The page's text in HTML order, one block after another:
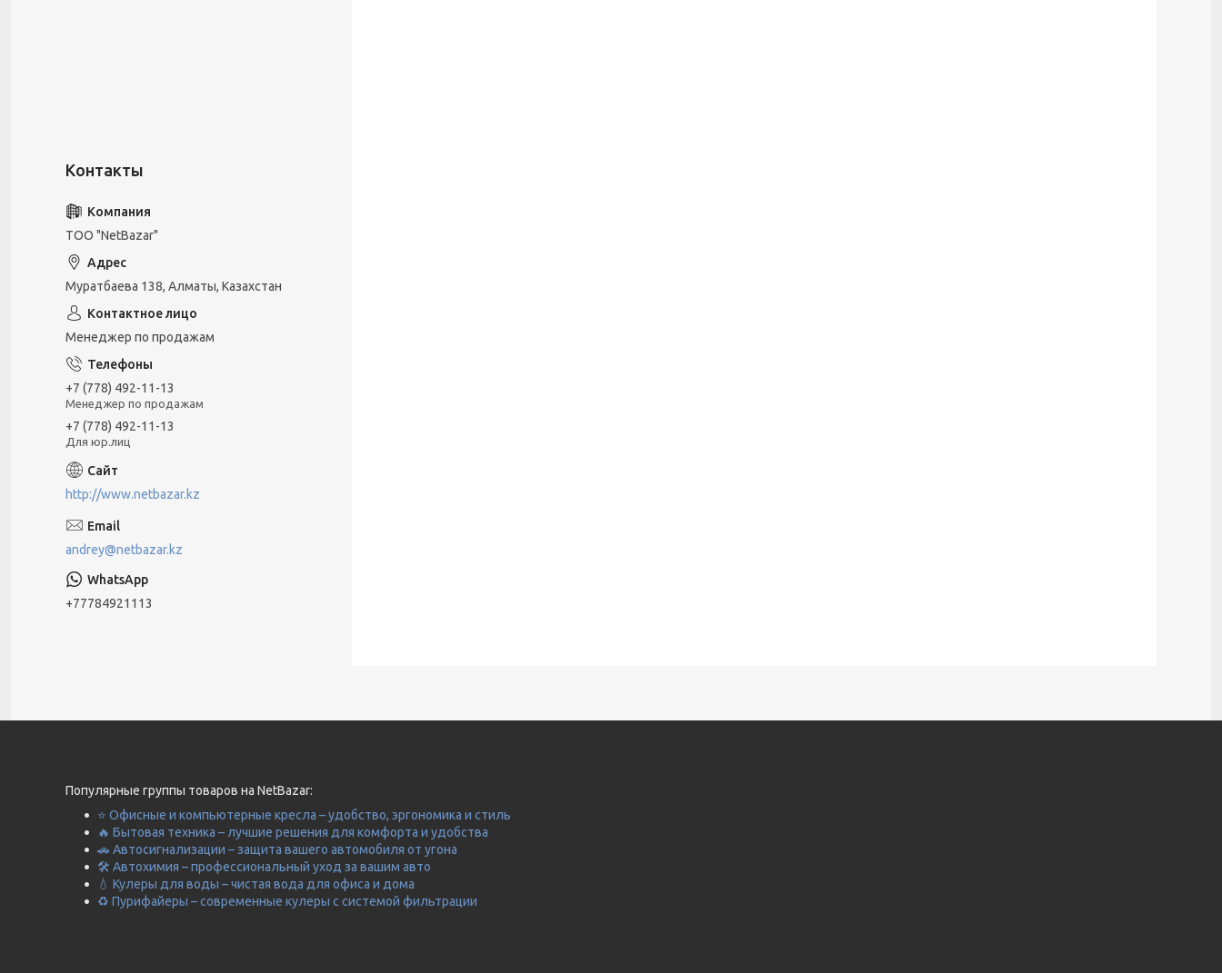
ТОО "NetBazar"
Муратбаева 138, Алматы, Казахстан
Менеджер по продажам
+7 (778) 492-11-13
Менеджер по продажам
+7 (778) 492-11-13
Для юр.лиц
http://www.netbazar.kz
andrey@netbazar.kz
+77784921113
Популярные группы товаров на NetBazar:
⭐ Офисные и компьютерные кресла – удобство, эргономика и стиль
🔥 Бытовая техника – лучшие решения для комфорта и удобства
🚗 Автосигнализации – защита вашего автомобиля от угона
🛠️ Автохимия – профессиональный уход за вашим авто
💧 Кулеры для воды – чистая вода для офиса и дома
♻️ Пурифайеры – современные кулеры с системой фильтрации